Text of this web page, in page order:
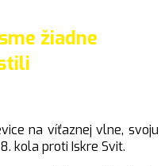
žiadne
na víťaznej vlne, svoju
kola proti Iskre Svit.